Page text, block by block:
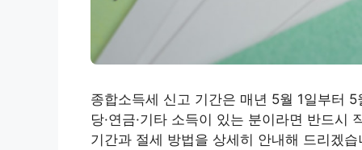
종합소득세 신고 기간은 매년 5월 1일부터 5
당·연금·기타 소득이 있는 분이라면 반드
기간과 절세 방법을 상세히 안내해 드리겠습